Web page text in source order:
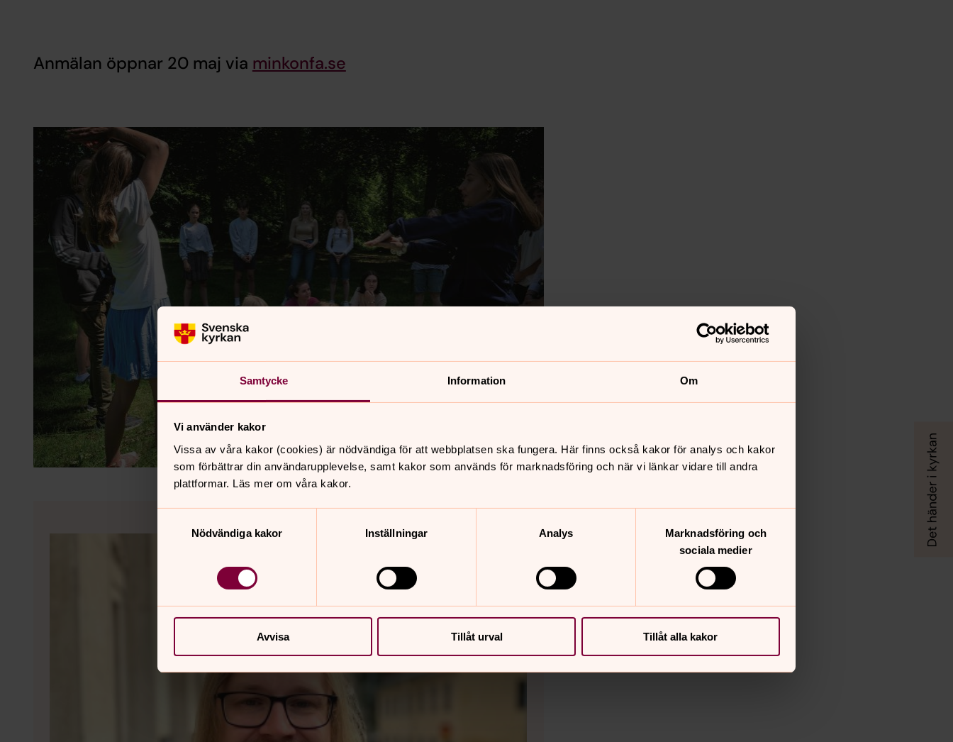
Samtycke Information Om
Vi använder kakor
Vissa av våra kakor (cookies) är nödvändiga för att webbplatsen ska fungera. Här finns också kakor för analys och kakor
som förbättrar din användarupplevelse, samt kakor som används för marknadsföring och när vi länkar vidare till andra
plattformar. Läs mer om våra kakor.
Nödvändiga kakor
Inställningar Analys
Marknadsföring och
sociala medier
Avvisa Tillåt urval Tillåt alla kakor
Anmälan öppnar 20 maj via minkonfa.se